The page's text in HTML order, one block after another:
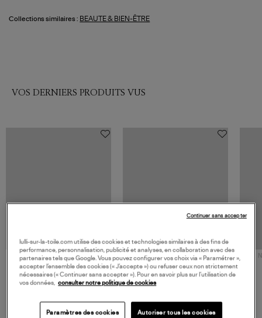
Collections similaires : BEAUTE & BIEN-ÊTRE
VOS DERNIERS PRODUITS VUS
480,00 €
JEROME DREYFUSS
Sac Bobi S Cuir Lamé
Champagne
NOUVELLE COLLECTION
TORAL
Mocassins Killian Sport
lulli-sur-la-toile.com utilise des cookies et technologies similaires à des fins de
performance, personnalisation, publicité et analyses, en collaboration avec des
partenaires tels que Google. Vous pouvez configurer vos choix via « Paramétrer »,
accepter l’ensemble des cookies (« J’accepte ») ou refuser ceux non strictement
nécessaires (« Continuer sans accepter »). Pour en savoir plus sur l’utilisation de
vos données,
consulter notre politique de cookies
Paramètres des cookies Autoriser tous les cookies
Continuer sans accepter